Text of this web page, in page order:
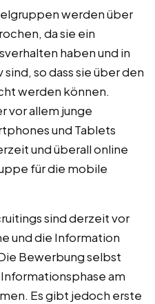
werden über
da sie ein
haben und in
so dass sie über den
werden können.
vor allem junge
und Tablets
und überall online
für die mobile
sind derzeit vor
und die Information
Bewerbung selbst
am
Es gibt jedoch erste